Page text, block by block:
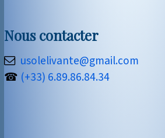
Nous contacter
usolelivante@gmail.com
☎ (+33) 6.89.86.84.34